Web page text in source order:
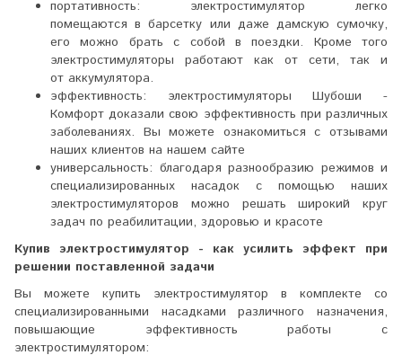
портативность: электростимулятор легко
помещаются в барсетку или даже дамскую сумочку,
его можно брать с собой в поездки. Кроме того
электростимуляторы работают как от сети, так и
от аккумулятора.
эффективность: электростимуляторы Шубоши -
Комфорт доказали свою эффективность при различных
заболеваниях. Вы можете ознакомиться с отзывами
наших клиентов на нашем сайте
универсальность: благодаря разнообразию режимов и
специализированных насадок с помощью наших
электростимуляторов можно решать широкий круг
задач по реабилитации, здоровью и красоте
Купив электростимулятор - как усилить эффект при
решении поставленной задачи
Вы можете купить электростимулятор в комплекте со
специализированными насадками различного назначения,
повышающие эффективность работы с
электростимулятором: